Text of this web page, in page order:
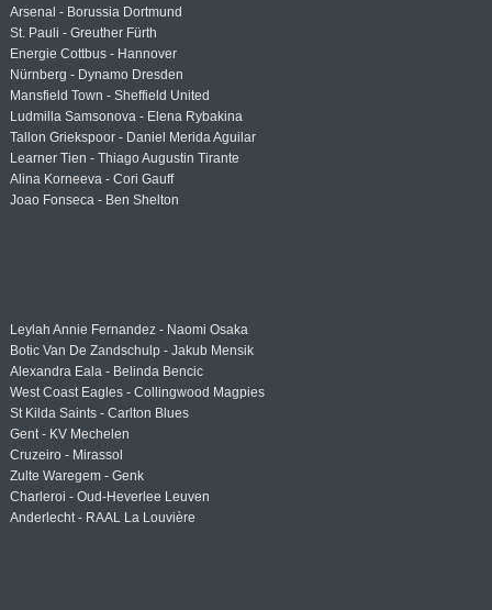
Arsenal - Borussia Dortmund
St. Pauli - Greuther Fürth
Energie Cottbus - Hannover
Nürnberg - Dynamo Dresden
Mansfield Town - Sheffield United
Ludmilla Samsonova - Elena Rybakina
Tallon Griekspoor - Daniel Merida Aguilar
Learner Tien - Thiago Augustin Tirante
Alina Korneeva - Cori Gauff
Joao Fonseca - Ben Shelton
Leylah Annie Fernandez - Naomi Osaka
Botic Van De Zandschulp - Jakub Mensik
Alexandra Eala - Belinda Bencic
West Coast Eagles - Collingwood Magpies
St Kilda Saints - Carlton Blues
Gent - KV Mechelen
Cruzeiro - Mirassol
Zulte Waregem - Genk
Charleroi - Oud-Heverlee Leuven
Anderlecht - RAAL La Louvière